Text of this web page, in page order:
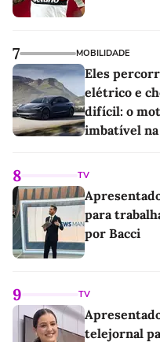
7 MOBILIDADE
Eles
elétrico e
difícil: o
imbatível
8 TV
para
por Bacci
9 TV
telejornal